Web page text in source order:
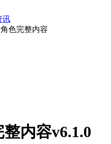
讯
色完整内容
内容v6.1.0